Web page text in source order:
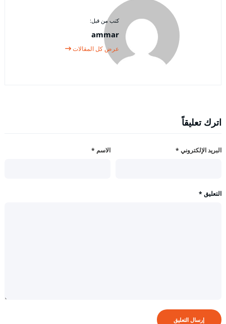
كتب من قبل:
ammar
عرض كل المقالات
اترك تعليقاً
الاسم * البريد الإلكتروني *
التعليق *